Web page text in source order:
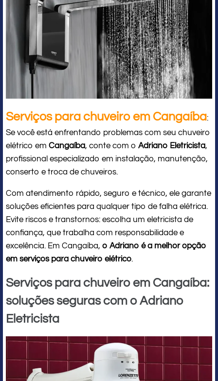
Serviços para chuveiro em Cangaíba:
Se você está enfrentando problemas com seu chuveiro
elétrico em Cangaíba, conte com o Adriano Eletricista,
profissional especializado em instalação, manutenção,
conserto e troca de chuveiros.
Com atendimento rápido, seguro e técnico, ele garante
soluções eficientes para qualquer tipo de falha elétrica.
Evite riscos e transtornos: escolha um eletricista de
confiança, que trabalha com responsabilidade e
excelência. Em Cangaíba, o Adriano é a melhor opção
em serviços para chuveiro elétrico.
Serviços para chuveiro em Cangaíba:
soluções seguras com o Adriano
Eletricista